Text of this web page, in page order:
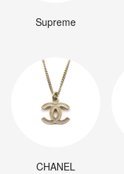
Supreme
CHANEL